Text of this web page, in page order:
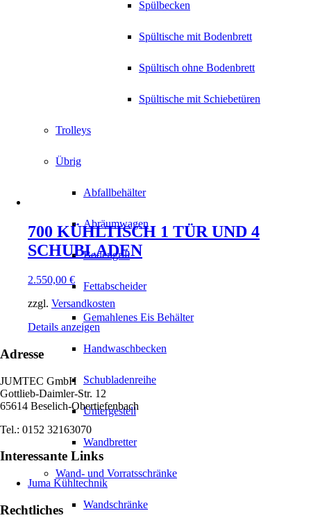
Spülbecken
Spültische mit Bodenbrett
Spültisch ohne Bodenbrett
Spültische mit Schiebetüren
Trolleys
Übrig
Abfallbehälter
Abräumwagen
Bodengrill
Fettabscheider
Gemahlenes Eis Behälter
Handwaschbecken
Schubladenreihe
Untergestell
Wandbretter
Wand- und Vorratsschränke
Wandschränke
700 KÜHLTISCH 1 TÜR UND 4
SCHUBLADEN
2.550,00 €
zzgl. Versandkosten
Details anzeigen
Adresse
JUMTEC GmbH
Gottlieb-Daimler-Str. 12
65614 Beselich-Obertiefenbach
Tel.: 0152 32163070
Interessante Links
Juma Kühltechnik
Rechtliches